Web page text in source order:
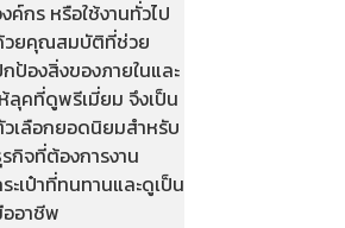
ค์กร หรือใช้งานทั่วไป
ยคุณสมบัติที่ช่วย
ป้องสิ่งของภายในและ
ลุคที่ดูพรีเมี่ยม จึงเป็น
เลือกยอดนิยมสำหรับ
กิจที่ต้องการงาน
ะเป๋าที่ทนทานและดูเป็น
อาชีพ